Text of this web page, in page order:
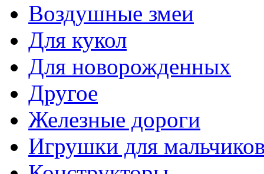
Воздушные змеи
Для кукол
Для новорожденных
Другое
Железные дороги
Игрушки для